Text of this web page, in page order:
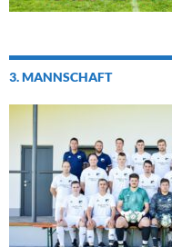
3. MANNSCHAFT